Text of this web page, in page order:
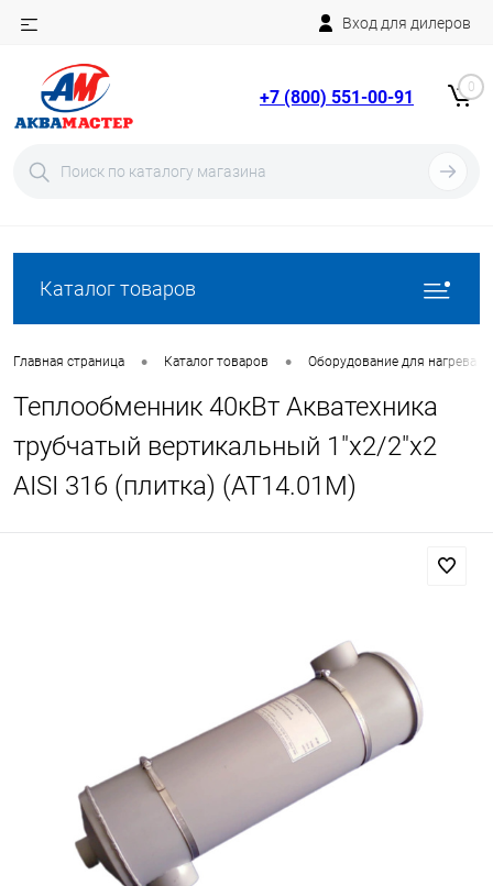
Вход для дилеров
+7 (800) 551-00-91 0
Каталог товаров
Главная страница • Каталог товаров • Оборудование для нагрева
Теплообменник 40кВт Акватехника
трубчатый вертикальный 1"х2/2"х2
AISI 316 (плитка) (AT14.01M)